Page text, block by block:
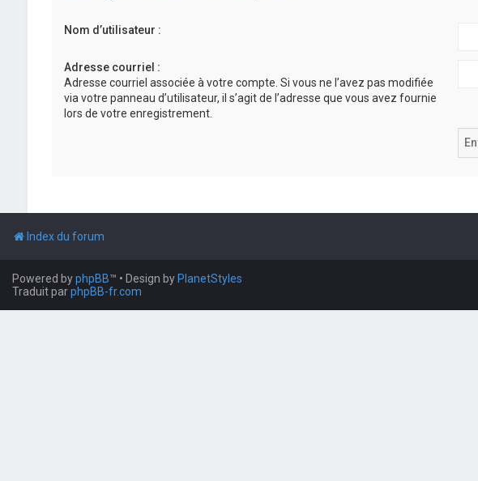
Nom d’utilisateur :
Adresse courriel :
Adresse courriel associée à votre compte. Si vous ne l’avez pas modifiée
via votre panneau d’utilisateur, il s’agit de l’adresse que vous avez fournie
lors de votre enregistrement.
Index du forum
Powered byphpBB™ • Design by PlanetStyles
Traduit parphpBB-fr.com